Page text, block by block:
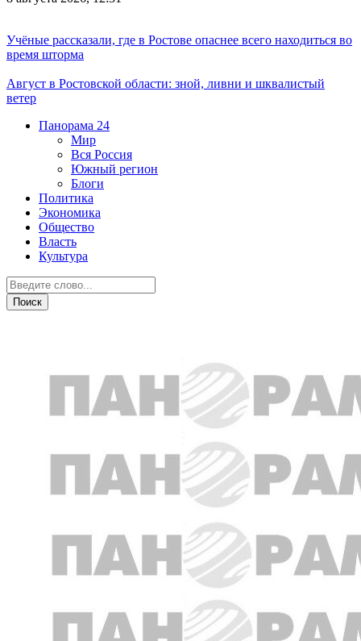
Учёные рассказали, где в Ростове опаснее всего находиться во
время шторма
Август в Ростовской области: зной, ливни и шквалистый
ветер
Панорама 24
Мир
Вся Россия
Южный регион
Блоги
Политика
Экономика
Общество
Власть
Культура